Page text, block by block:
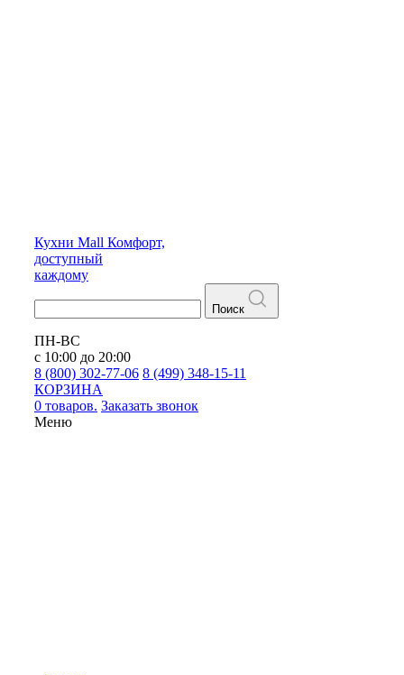
Кухни Mall Комфорт,
доступный
каждому
Поиск
ПН-ВС
с 10:00 до 20:00
8 (800) 302-77-06 8 (499) 348-15-11
КОРЗИНА
0 товаров. Заказать звонок
Меню